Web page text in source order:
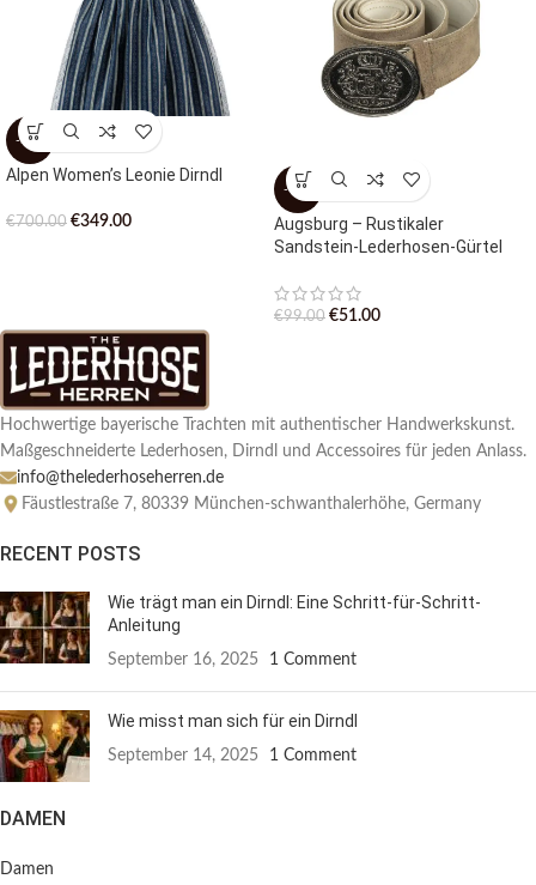
-50%
Alpen Women’s Leonie Dirndl
€700.00 €349.00
-48%
Augsburg – Rustikaler
Sandstein-Lederhosen-Gürtel
€99.00 €51.00
Hochwertige bayerische Trachten mit authentischer Handwerkskunst.
Maßgeschneiderte Lederhosen, Dirndl und Accessoires für jeden Anlass.
info@thelederhoseherren.de
Fäustlestraße 7, 80339 München-schwanthalerhöhe, Germany
RECENT POSTS
Wie trägt man ein Dirndl: Eine Schritt-für-Schritt-
Anleitung
September 16, 2025 1 Comment
Wie misst man sich für ein Dirndl
September 14, 2025 1 Comment
DAMEN
Damen